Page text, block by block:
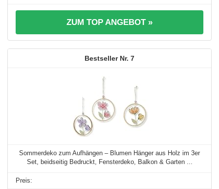
ZUM TOP ANGEBOT »
7
Sommerdeko zum Aufhängen – Blumen Hänger aus Holz im 3er
Set, beidseitig Bedruckt, Fensterdeko, Balkon & Garten ...